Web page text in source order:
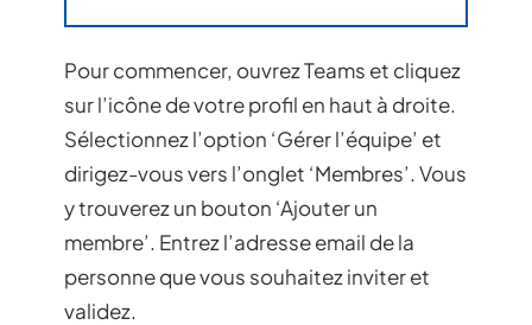
Pour commencer, ouvrez Teams et cliquez
sur l’icône de votre profil en haut à droite.
Sélectionnez l’option ‘Gérer l’équipe’ et
dirigez-vous vers l’onglet ‘Membres’. Vous
y trouverez un bouton ‘Ajouter un
membre’. Entrez l’adresse email de la
personne que vous souhaitez inviter et
validez.